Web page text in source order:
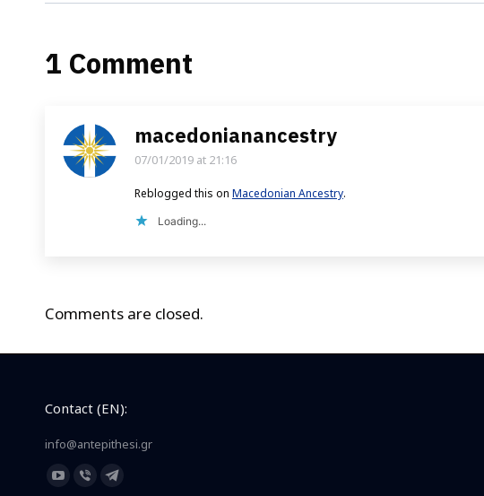
1 Comment
macedonianancestry
says:
07/01/2019 at 21:16
Reblogged this on Macedonian Ancestry.
Loading...
Comments are closed.
Contact (EN):
info@antepithesi.gr
Find us on:
YouTubeViberTelegram